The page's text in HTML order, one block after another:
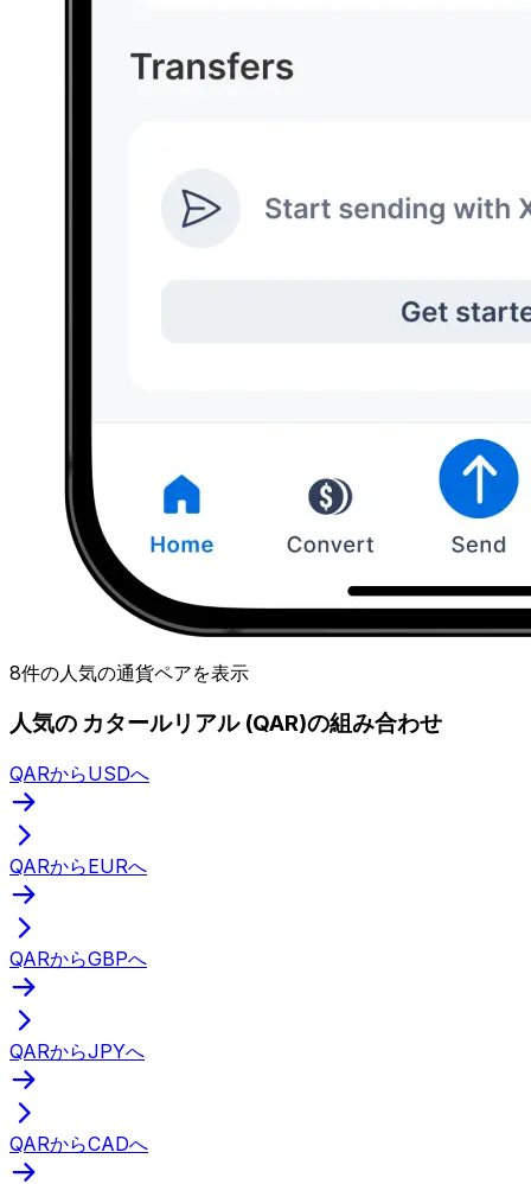
8件の人気の通貨ペアを表示
人気の カタールリアル (QAR)の組み合わせ
QARからUSDへ
QARからEURへ
QARからGBPへ
QARからJPYへ
QARからCADへ